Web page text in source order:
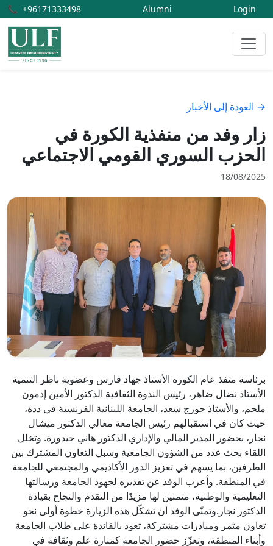
📞 +96171333498 Alumni Login
→ العودة إلى الأخبار
زار وفد من منفذية الكورة في
الحزب السوري القومي الاجتماعي
18/08/2025
برئاسة منفذ عام الكورة الأستاذ جهاد فارس وعضوية ناظر التنمية
الأستاذ نضال ضاهر، رئيس الندوة الثقافية الدكتور الأمين إدمون
ملحم، والأستاذ جورج سعد، الجامعة اللبنانية الفرنسية في ددة،
حيث كان في استقبالهم رئيس الجامعة معالي الدكتور ميشال
نجار، بحضور المدير المالي والإداري الدكتور هاني حيدورة. وتخلل
اللقاء بحث عدد من الشؤون الجامعية وسبل التعاون المشترك بين
الطرفين، بما يسهم في تعزيز الدور الأكاديمي والمجتمعي للجامعة
في المنطقة. وأعرب الوفد عن تقديره لجهود الجامعة ورسالتها
التعليمية والوطنية، متمنين لها مزيدًا من التقدم والنجاح بقيادة
الدكتور نجار.وتمنّى الوفد أن تشكّل هذه الزيارة خطوة أولى نحو
تعاون مثمر ومبادرات مشتركة، تعود بالفائدة على طلاب الجامعة
وأبناء المنطقة، وتعزّز حضور الجامعة كمنارة علم وثقافة في